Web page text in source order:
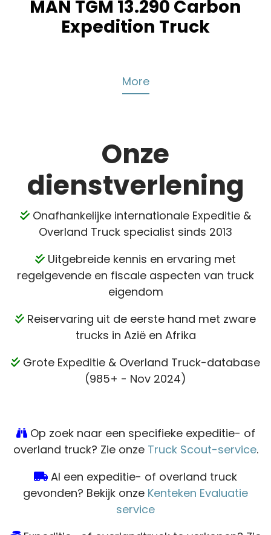
MAN TGM 13.290 Carbon
Expedition Truck
More
Onze
dienstverlening
Onafhankelijke internationale Expeditie &
Overland Truck specialist sinds 2013
Uitgebreidekennis en ervaring met
regelgevende en fiscale aspecten van truck
eigendom
Reiservaring uit de eerste hand met zware
trucks in Azië en Afrika
Grote Expeditie & Overland Truck-database
(985+ - Nov 2024)
Op zoek naar een specifieke expeditie- of
overland truck? Zie onze Truck Scout-service.
Al een expeditie- of overland truck
gevonden? Bekijk onze Kenteken Evaluatie
service